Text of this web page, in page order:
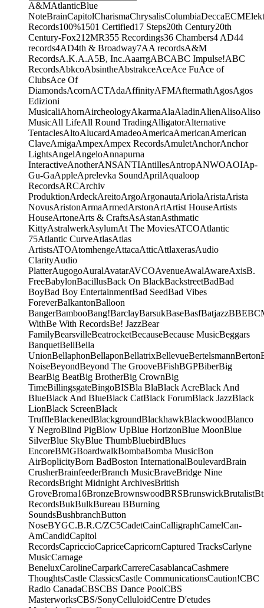
A&MAtlanticBlue
NoteBrainCapitolCharismaChrysalisColumbiaDeccaECM
Records100%1501 Certified17 Steps20th Century20th
Century-Fox21 2MR355 Recordings36 Chambers4 AD44
records4AD4th & Broadway7AA recordsA&M
RecordsA.K.A.A5B, Inc.AaarrgABCABC Impulse!ABC
RecordsAbkcoAbsintheAbstrakceAceAce FuAce of
ClubsAce Of
DiamondsAcornACTAdaAffinityAFMAftermathAgosAgos
Edizioni
MusicaliAhornAircheologyAkarmaAlaAladinAlienAlisoAliso
MusicAll LifeAll Round TradingAlligatorAlternative
TentaclesAltoAlucardAmadeoAmericaAmericanAmerican
ClaveAmigaAmpexAmpex RecordsAmuletAnchorAnchor
LightsAngelAngeloAnnapurna
InteractiveAnotherANSANTIAntillesAntropANWOAOIAp-
Gu-GaAppleAprelevka SoundAprilAqualoop
RecordsARCArchiv
ProduktionArdeckAreitoArgoArgonautaAriolaAristaArista
NovusAristonArmaArmedArstonArtArtist HouseArtists
HouseArtoneArts & CraftsAsAstanAsthmatic
KittyAstralwerkAsylumAt The MoviesATCOAtlantic
75Atlantic CurveAtlasAtlas
ArtistsATOAtomhengeAttacaAtticAttlaxerasAudio
ClarityAudio
PlatterAugogoAuralAvatarAVCOAvenueAwalAwareAxisB.
FreeBabylonBacillusBack On BlackBackstreetBadBad
BoyBad Boy EntertainmentBad SeedBad Vibes
ForeverBalkantonBalloon
BangerBambooBang!BarclayBarsukBaseBasfBatjazzBBE
WithBe With RecordsBe! JazzBear
FamilyBearsvilleBeatrocketBecauseBecause MusicBeggars
BanquetBellBella
UnionBellaphonBellaponBellatrixBellevueBertelsmannBerton
NoiseBeyondBeyond The GrooveBFishBGPBiberBig
BearBig BeatBig BrotherBig CrownBig
TimeBillingsgateBingoBISBla BlaBlack AcreBlack And
BlueBlack And BlueBlack CatBlack ForumBlack JazzBlack
LionBlack ScreenBlack
TruffleBlackenedBlackgroundBlackhawkBlackwoodBlanco
Y NegroBlind PigBlow UpBlue HorizonBlue MoonBlue
SilverBlue SkyBlue ThumbBluebirdBlues
EncoreBMGBoardwalkBombaBomba MusicBon
AirBoplicityBorn BadBoston InternationalBoulevardBrain
CrusherBrainfeederBranch MusicBraveBridge Nine
RecordsBright Midnight ArchivesBritish
GroveBroma16BronzeBrownswoodBRSBrunswickBrutalist
RecordsBukBulkBureau BBurning
SoundsBushbranchButton
NoseBYGC.B.R.C/ZC5CadetCainCalligraphCamelCan-
AmCandidCapitol
RecordsCapriccioCapriceCapricornCaptured TracksCarlyne
MusicCarnage
BeneluxCarolineCarparkCarrereCasablancaCashmere
ThoughtsCastle ClassicsCastle CommunicationsCaution!CBC
Radio CanadaCBSCBS Dance PoolCBS
MasterworksCBS/SonyCelluloidCentre D'etudes